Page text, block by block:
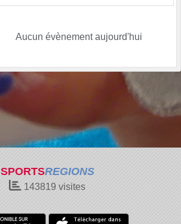
Aucun évènement aujourd'hui
SPORTSREGIONS
143819 visites